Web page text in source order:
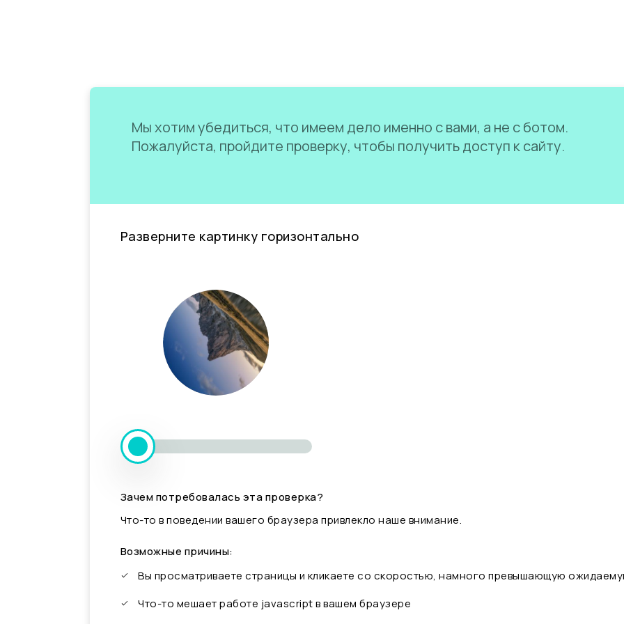
Мы хотим убедиться, что имеем дело именно с вами, а не с ботом.
Пожалуйста, пройдите проверку, чтобы получить доступ к сайту.
Разверните картинку горизонтально
Зачем потребовалась эта проверка?
Что-то в поведении вашего браузера привлекло наше внимание.
Возможные причины:
Вы просматриваете страницы и кликаете со скоростью, намного превышающую
Что-то мешает работе javascript в вашем браузере